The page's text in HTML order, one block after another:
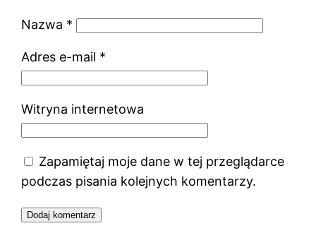
Nazwa *
Adres e-mail *
Witryna internetowa
Zapamiętaj moje dane w tej przeglądarce
podczas pisania kolejnych komentarzy.